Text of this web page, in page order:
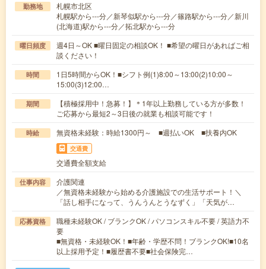
勤務地
札幌市北区
札幌駅から---分／新琴似駅から---分／篠路駅から---分／新川
(北海道)駅から---分／拓北駅から---分
曜日頻度
週4日～OK ■曜日固定の相談OK！ ■希望の曜日があればご相
談ください！
時間
1日5時間からOK！■シフト例(1)8:00～13:00(2)10:00～
15:00(3)12:00…
期間
【積極採用中！急募！】＊1年以上勤務している方が多数！
ご応募から最短2～3日後の就業も相談可能です！
時給 無資格未経験：時給1300円～ ■週払いOK ■扶養内OK
交通費
交通費全額支給
仕事内容
介護関連
／無資格未経験から始める介護施設での生活サポート！＼
「話し相手になって、うんうんとうなずく」「天気が…
応募資格
職種未経験OK / ブランクOK / パソコンスキル不要 / 英語力不
要
■無資格・未経験OK！■年齢・学歴不問！ブランクOK!■10名
以上採用予定！■履歴書不要■社会保険完…